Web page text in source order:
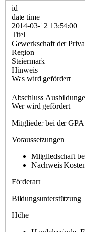
id
date time
2014-03-12 13:54:00
Titel
Gewerkschaft der
Region
Steiermark
Hinweis
Was wird gefördert
Abschluss
Wer wird gefördert
Mitglieder bei der GPA
Voraussetzungen
Mitgliedschaft
Nachweis
Förderart
Bildungsunterstützung
Höhe